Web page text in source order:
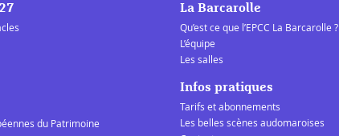
du Patrimoine
La Barcarolle
Qu’est ce que l’EPCC La Barcarolle ?
L’équipe
Les salles
Infos pratiques
Tarifs et abonnements
Les belles scènes audomaroises